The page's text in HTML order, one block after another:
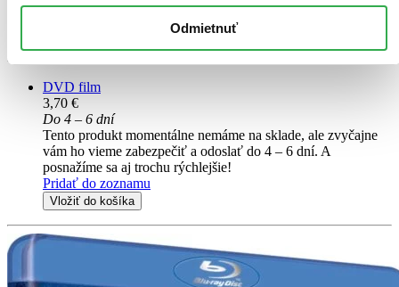
Odmietnuť
Když Rory Jansen (Bradley Cooper) vydá svou první knihu, je
výjimečná. Je to událost, která se přihodí jednou za generaci a která
DVD film
3,70 €
Do 4 – 6 dní
Tento produkt momentálne nemáme na sklade, ale zvyčajne
vám ho vieme zabezpečiť a odoslať do 4 – 6 dní. A
posnažíme sa aj trochu rýchlejšie!
Pridať do zoznamu
Vložiť do košíka